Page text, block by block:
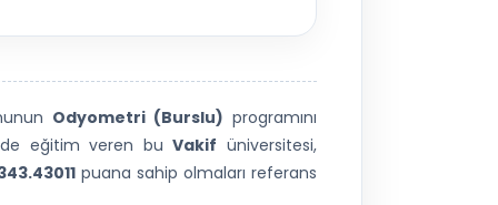
Odyometri (Burslu) programını
eğitim veren buVakif üniversitesi,
puana sahip olmaları referans